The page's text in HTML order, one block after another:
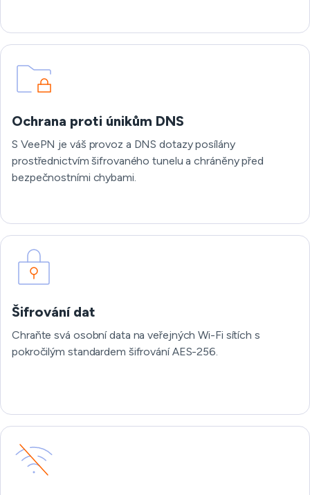
Ochrana proti únikům DNS
S VeePN je váš provoz a DNS dotazy posílány
prostřednictvím šifrovaného tunelu a chráněny před
bezpečnostními chybami.
Šifrování dat
Chraňte svá osobní data na veřejných Wi-Fi sítích s
pokročilým standardem šifrování AES-256.